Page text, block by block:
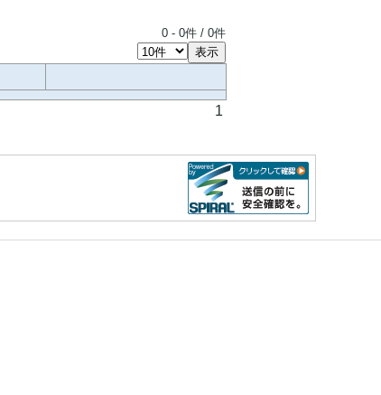
0 - 0件 / 0件
1